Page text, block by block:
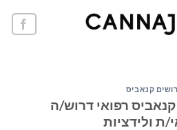
קנאביס
רפואי דרוש/ה
ת ולידציות